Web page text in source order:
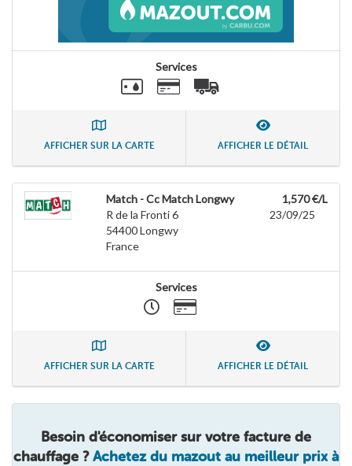
Services
AFFICHER SUR LA CARTE AFFICHER LE DÉTAIL
Match - Cc Match Longwy
R de la Fronti 6
54400Longwy
France
1,570 €/L
23/09/25
Services
AFFICHER SUR LA CARTE AFFICHER LE DÉTAIL
Besoin d'économiser sur votre facture de
chauffage ?Achetez du mazout au meilleur prix à